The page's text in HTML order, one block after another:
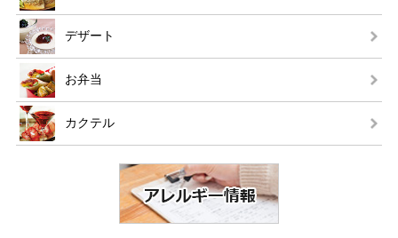
デザート
お弁当
カクテル